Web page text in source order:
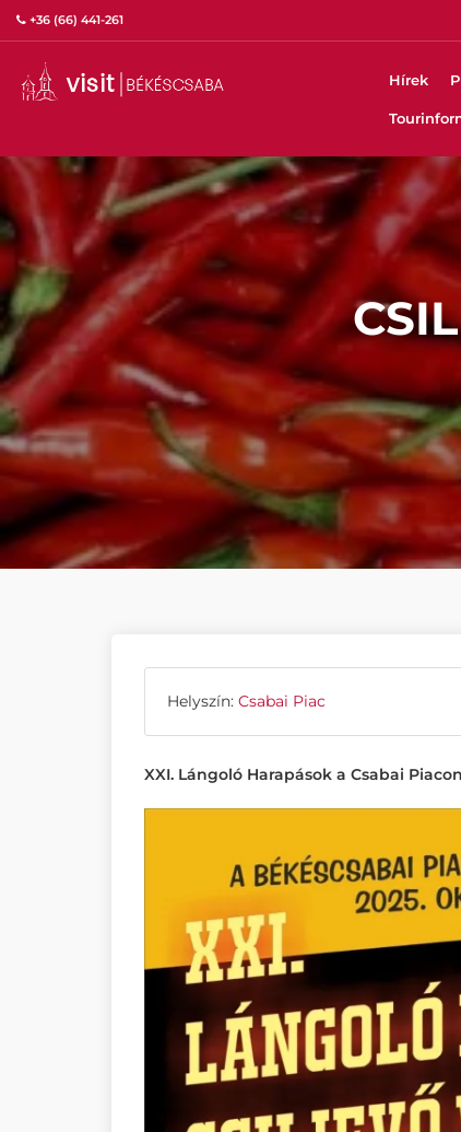
+36 (66) 441-261
Hírek
Helyszín: Csabai Piac
XXI. Lángoló Harapások a Csabai Piacon